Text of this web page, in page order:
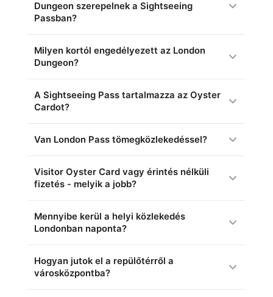
Dungeon szerepelnek a Sightseeing
Passban?
Milyen kortól engedélyezett az London
Dungeon?
A Sightseeing Pass tartalmazza az Oyster
Cardot?
Van London Pass tömegközlekedéssel?
Visitor Oyster Card vagy érintés nélküli
fizetés - melyik a jobb?
Mennyibe kerül a helyi közlekedés
Londonban naponta?
Hogyan jutok el a repülőtérről a
városközpontba?